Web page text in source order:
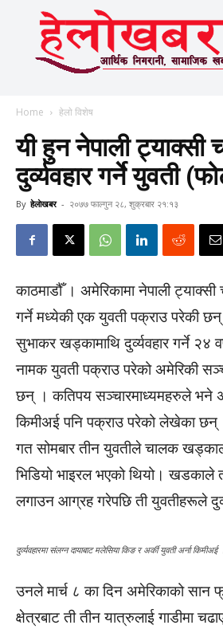
Home हेलाे विशेष
यी हुन नेपाली ट्याक्सी
दुर्व्यवहार गर्ने युवती
By हेलाेखबर - २०७७ फाल्गुन २८, शुक्रबार २१:१३
काठमाडौँ । अमेरिकामा नेपाली ट्याक्सी
गर्ने मध्येकी एक युवती पक्राउ परेकी
सुभाकर खड्कामाथि दुर्व्यवहार गर्ने २४
नामक युवती पक्राउ परेको अमेरिकी
छन् । कतिपय सञ्चारमाध्यमहरुले भने
किमीअई पनि पक्राउ परेको लेखेका छन्
गत सोमबार तीन युवतीले चालक
भिडियो भाइरल भएको थियो। खडकाले
लगाउन आग्रह गरेपछि ती युवतीहरूले
दुर्व्यवहारमा संलग्न दायाबाट मलेसिया किङ र अर्की युवती अर्ना किमीअई
उनले मार्च ८ का दिन अमेरिकाको सान
क्षेत्रबाट ती तीन यात्रुलाई गाडीमा